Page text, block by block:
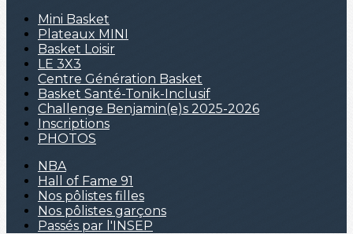
Mini Basket
Plateaux MINI
Basket Loisir
LE 3X3
Centre Génération Basket
Basket Santé-Tonik-Inclusif
Challenge Benjamin(e)s 2025-2026
Inscriptions
PHOTOS
NBA
Hall of Fame 91
Nos pôlistes filles
Nos pôlistes garçons
Passés par l'INSEP